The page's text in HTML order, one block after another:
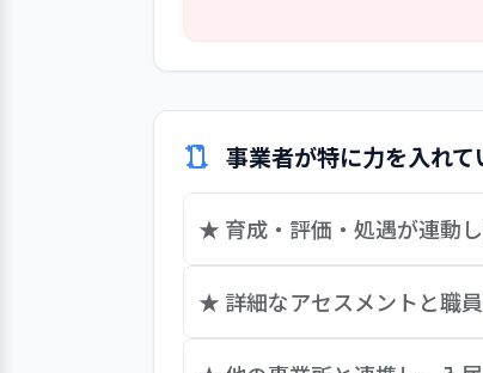
的支援となっている」と評
検討に期待したい。
事業者が特に力を入れ
★ 育成・評価・処遇が連動
法人中長期計画に、重点目標と
る。事業所では現在、キャリ
員個々の目標などを明確にし
★ 詳細なアセスメントと職
ホームでは、「食事」「清潔」